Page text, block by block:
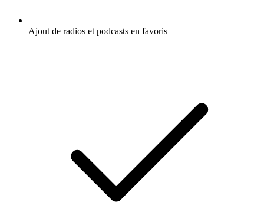
Ajout de radios et podcasts en favoris